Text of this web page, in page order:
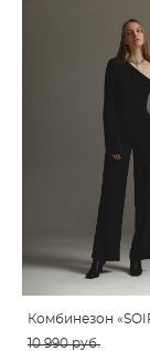
Комбинезон
10 990 pуб.